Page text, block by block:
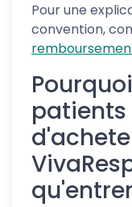
Pour une
convention,
patients